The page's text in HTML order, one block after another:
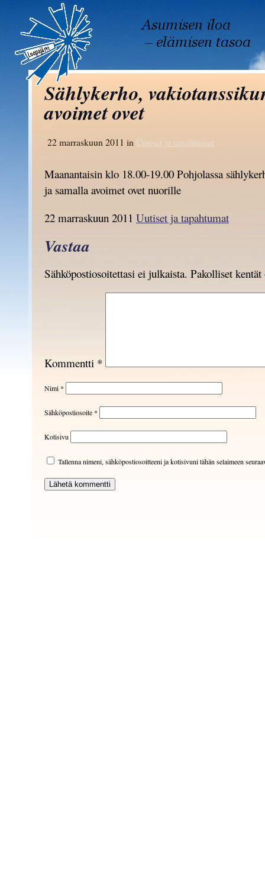
Sählykerho,
avoimet ovet
22 marraskuun 2011 in Uutiset ja tapahtumat
Maanantaisin klo 18.00-19.00 Pohjolassa
ja samalla avoimet ovet nuorille
22 marraskuun 2011 Uutiset ja tapahtumat
Vastaa
Sähköpostiosoitettasi ei julkaista. Pakolliset
Kommentti *
Nimi *
Sähköpostiosoite *
Kotisivu
Tallenna nimeni, sähköpostiosoitteeni ja kotisivuni tähän selaimeen